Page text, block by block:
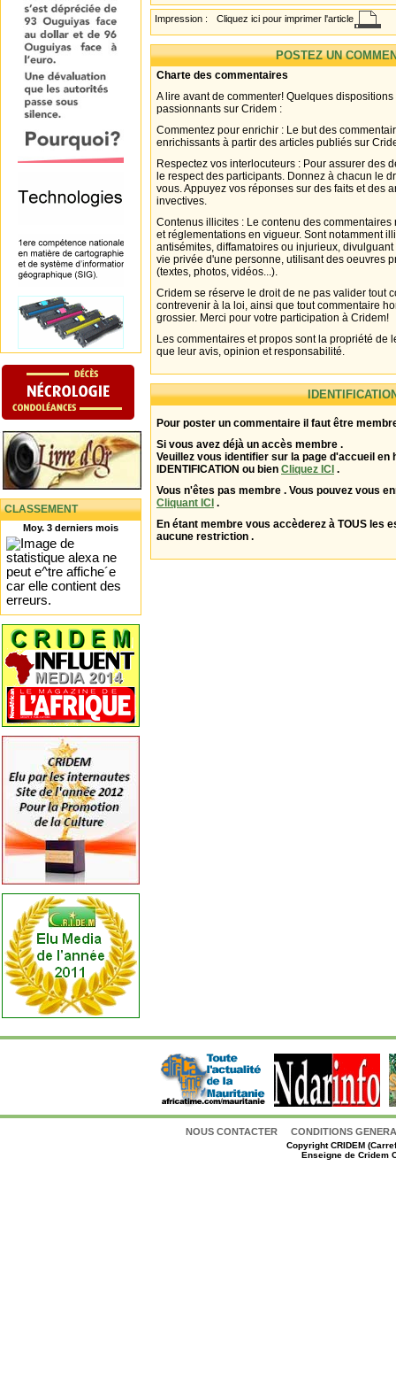
CLASSEMENT
Moy. 3 derniers mois
Impression : Cliquez ici pour imprimer l'article
POSTEZ UN
Charte des commentaires
A lire avant de commenter! Quelques
passionnants sur Cridem :
Commentez pour enrichir : Le but des
enrichissants à partir des articles publiés sur
Respectez vos interlocuteurs : Pour assurer des
le respect des participants. Donnez à chacun le
vous. Appuyez vos réponses sur des faits et des
invectives.
Contenus illicites : Le contenu des
et réglementations en vigueur. Sont notamment
antisémites, diffamatoires ou injurieux,
vie privée d'une personne, utilisant des oeuvres
(textes, photos, vidéos...).
Cridem se réserve le droit de ne pas valider tout
contrevenir à la loi, ainsi que tout commentaire
grossier. Merci pour votre participation à Cridem!
Les commentaires et propos sont la propriété de
que leur avis, opinion et responsabilité.
Pour poster un commentaire il faut être
Si vous avez déjà un accès membre .
Veuillez vous identifier sur la page d'accueil en
IDENTIFICATION ou bien Cliquez ICI .
Vous n'êtes pas membre . Vous pouvez vous
Cliquant ICI .
En étant membre vous accèderez à TOUS les
aucune restriction .
NOUS CONTACTER CONDITIONS
CopyrightCRIDEM
Enseigne de Cridem